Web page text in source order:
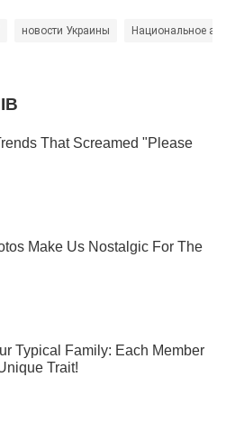
новости Украины Национальное